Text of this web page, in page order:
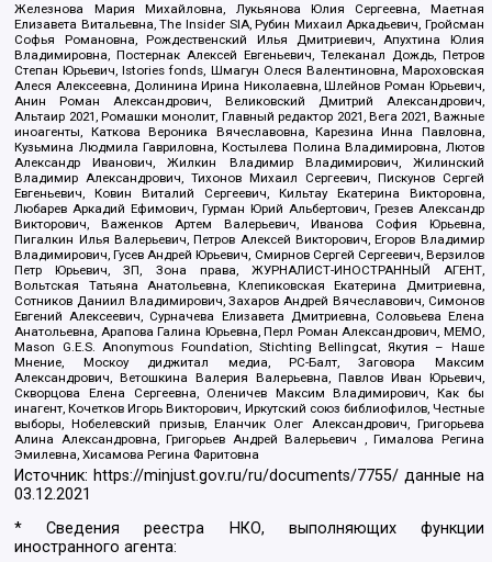
Железнова Мария Михайловна, Лукьянова Юлия Сергеевна, Маетная
Елизавета Витальевна, The Insider SIA, Рубин Михаил Аркадьевич, Гройсман
Софья Романовна, Рождественский Илья Дмитриевич, Апухтина Юлия
Владимировна, Постернак Алексей Евгеньевич, Телеканал Дождь, Петров
Степан Юрьевич, Istories fonds, Шмагун Олеся Валентиновна, Мароховская
Алеся Алексеевна, Долинина Ирина Николаевна, Шлейнов Роман Юрьевич,
Анин Роман Александрович, Великовский Дмитрий Александрович,
Альтаир 2021, Ромашки монолит, Главный редактор 2021, Вега 2021, Важные
иноагенты, Каткова Вероника Вячеславовна, Карезина Инна Павловна,
Кузьмина Людмила Гавриловна, Костылева Полина Владимировна, Лютов
Александр Иванович, Жилкин Владимир Владимирович, Жилинский
Владимир Александрович, Тихонов Михаил Сергеевич, Пискунов Сергей
Евгеньевич, Ковин Виталий Сергеевич, Кильтау Екатерина Викторовна,
Любарев Аркадий Ефимович, Гурман Юрий Альбертович, Грезев Александр
Викторович, Важенков Артем Валерьевич, Иванова София Юрьевна,
Пигалкин Илья Валерьевич, Петров Алексей Викторович, Егоров Владимир
Владимирович, Гусев Андрей Юрьевич, Смирнов Сергей Сергеевич, Верзилов
Петр Юрьевич, ЗП, Зона права, ЖУРНАЛИСТ-ИНОСТРАННЫЙ АГЕНТ,
Вольтская Татьяна Анатольевна, Клепиковская Екатерина Дмитриевна,
Сотников Даниил Владимирович, Захаров Андрей Вячеславович, Симонов
Евгений Алексеевич, Сурначева Елизавета Дмитриевна, Соловьева Елена
Анатольевна, Арапова Галина Юрьевна, Перл Роман Александрович, МЕМО,
Mason G.E.S. Anonymous Foundation, Stichting Bellingcat, Якутия – Наше
Мнение, Москоу диджитал медиа, РС-Балт, Заговора Максим
Александрович, Ветошкина Валерия Валерьевна, Павлов Иван Юрьевич,
Скворцова Елена Сергеевна, Оленичев Максим Владимирович, Как бы
инагент, Кочетков Игорь Викторович, Иркутский союз библиофилов, Честные
выборы, Нобелевский призыв, Еланчик Олег Александрович, Григорьева
Алина Александровна, Григорьев Андрей Валерьевич , Гималова Регина
Эмилевна, Хисамова Регина Фаритовна
Источник: https://minjust.gov.ru/ru/documents/7755/ данные на
03.12.2021
* Сведения реестра НКО, выполняющих функции
иностранного агента: